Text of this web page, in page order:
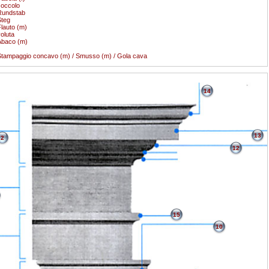
(m)
(m)
concavo (m) / Smusso (m) / Gola cava
2
10
12
13
14
15